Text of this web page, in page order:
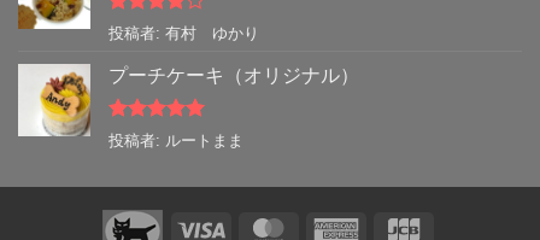
5段階中4
投稿者: 有村 ゆかり
プーチケーキ（オリジナル）
5段階中5の
投稿者: ルートまま
Visa MasterCardAmerican